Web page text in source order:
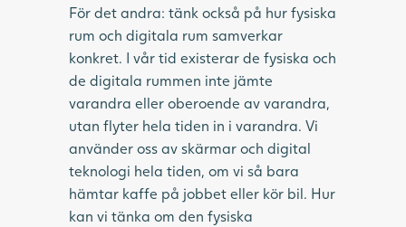
För det andra: tänk också på hur fysiska
rum och digitala rum samverkar
konkret. I vår tid existerar de fysiska och
de digitala rummen inte jämte
varandra eller oberoende av varandra,
utan flyter hela tiden in i varandra. Vi
använder oss av skärmar och digital
teknologi hela tiden, om vi så bara
hämtar kaffe på jobbet eller kör bil. Hur
kan vi tänka om den fysiska